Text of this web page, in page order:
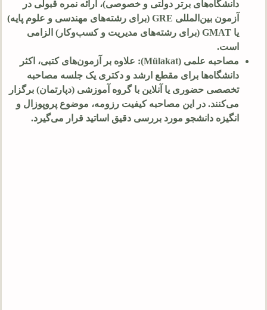
دانشگاه‌های برتر دولتی و خصوصی)، ارائه نمره قبولی در
آزمون بین‌المللی GRE (برای رشته‌های مهندسی و علوم پایه)
یا GMAT (برای رشته‌های مدیریت و کسب‌وکار) الزامی
است.
مصاحبه علمی (Mülakat): علاوه بر آزمون‌های کتبی، اکثر
دانشگاه‌ها برای مقطع ارشد و دکتری یک جلسه مصاحبه
تخصصی حضوری یا آنلاین با گروه آموزشی (دپارتمان) برگزار
می‌کنند. در این مصاحبه کیفیت رزومه، موضوع پروپوزال و
انگیزه دانشجو مورد بررسی دقیق اساتید قرار می‌گیرد.